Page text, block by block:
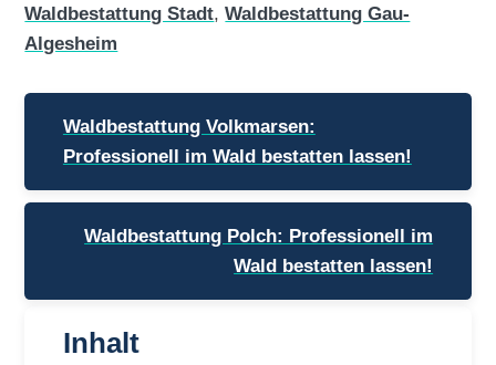
Waldbestattung Stadt,Waldbestattung Gau-
Algesheim
Beitragsnavigation
Waldbestattung Volkmarsen:
Professionell im Wald bestatten lassen!
Waldbestattung Polch: Professionell im
Wald bestatten lassen!
Inhalt